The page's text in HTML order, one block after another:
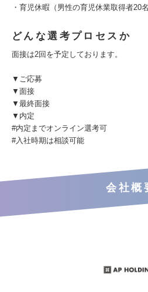
・育児休暇（男性の育児休業取得者20
どんな選考プロセスか
面接は2回を予定しております。
▼ご応募
▼面接
▼最終面接
▼内定
#内定までオンライン選考可
#入社時期は相談可能
会社概